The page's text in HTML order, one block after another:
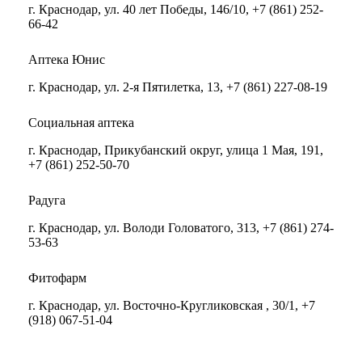
г. Краснодар, ул. 40 лет Победы, 146/10, +7 (861) 252-
66-42
Аптека Юнис
г. Краснодар, ул. 2-я Пятилетка, 13, +7 (861) 227-08-19
Социальная аптека
г. Краснодар, Прикубанский округ, улица 1 Мая, 191,
+7 (861) 252-50-70
Радуга
г. Краснодар, ул. Володи Головатого, 313, +7 (861) 274-
53-63
Фитофарм
г. Краснодар, ул. Восточно-Кругликовская , 30/1, +7
(918) 067-51-04